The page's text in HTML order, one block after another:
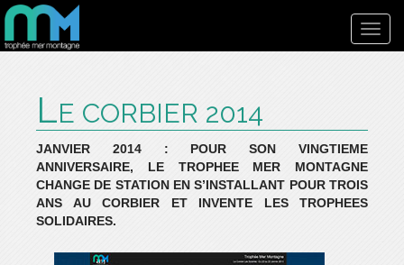
LE CORBIER 2014
JANVIER 2014 : POUR SON VINGTIEME
ANNIVERSAIRE, LE TROPHEE MER MONTAGNE
CHANGE DE STATION EN S’INSTALLANT POUR TROIS
ANS AU CORBIER ET INVENTE LES TROPHEES
SOLIDAIRES.